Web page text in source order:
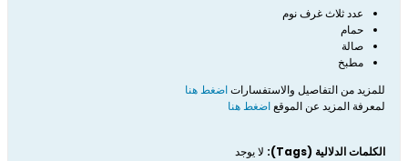
عدد ثلاث غرف نوم
حمام
صالة
مطبخ
للمزيد من التفاصيل والاستفساراتاضغط هنا
لمعرفة المزيد عن الموقعاضغط هنا
الكلمات الدلالية (Tags): لا يوجد